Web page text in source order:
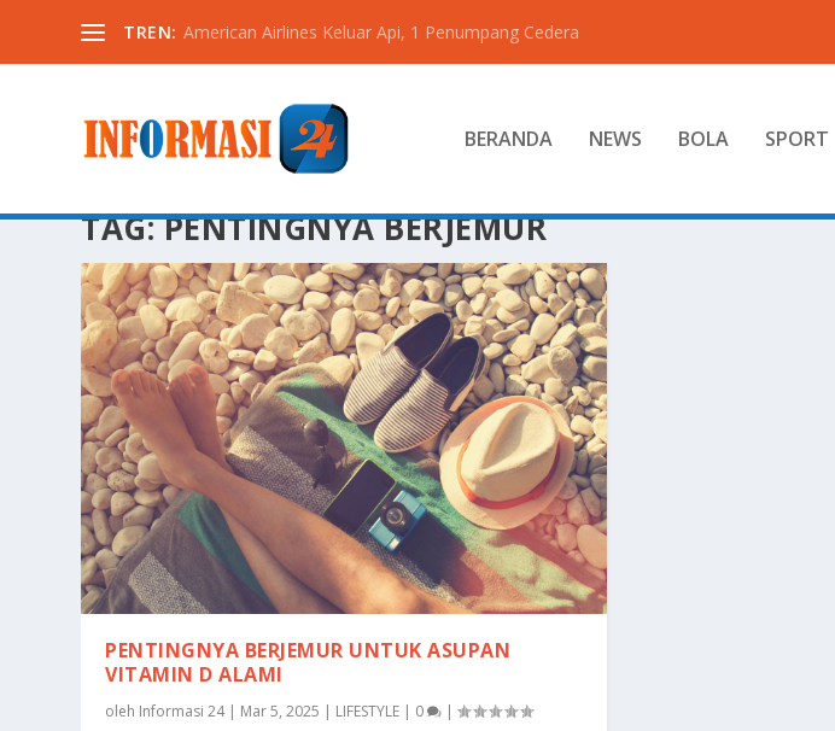
TREN: American Airlines Keluar Api, 1 Penumpang Cedera
BERANDA NEWS BOLA SPORT
TAG:PENTINGNYA BERJEMUR
PENTINGNYA BERJEMUR UNTUK ASUPAN
VITAMIN D ALAMI
oleh Informasi 24| Mar 5, 2025 | LIFESTYLE | 0 |